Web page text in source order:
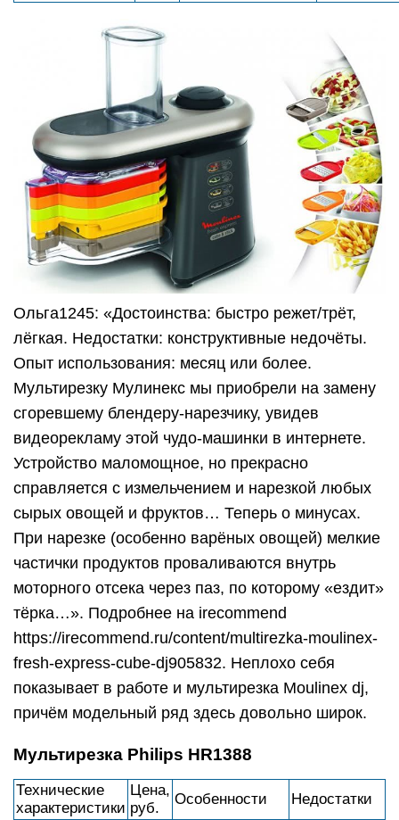
Ольга1245: «Достоинства: быстро режет/трёт,
лёгкая. Недостатки: конструктивные недочёты.
Опыт использования: месяц или более.
Мультирезку Мулинекс мы приобрели на замену
сгоревшему блендеру-нарезчику, увидев
видеорекламу этой чудо-машинки в интернете.
Устройство маломощное, но прекрасно
справляется с измельчением и нарезкой любых
сырых овощей и фруктов… Теперь о минусах.
При нарезке (особенно варёных овощей) мелкие
частички продуктов проваливаются внутрь
моторного отсека через паз, по которому «ездит»
тёрка…». Подробнее на irecommend
https://irecommend.ru/content/multirezka-moulinex-
fresh-express-cube-dj905832. Неплохо себя
показывает в работе и мультирезка Moulinex dj,
причём модельный ряд здесь довольно широк.
Мультирезка Philips HR1388
Технические
характеристики
Цена,
руб.
Особенности Недостатки